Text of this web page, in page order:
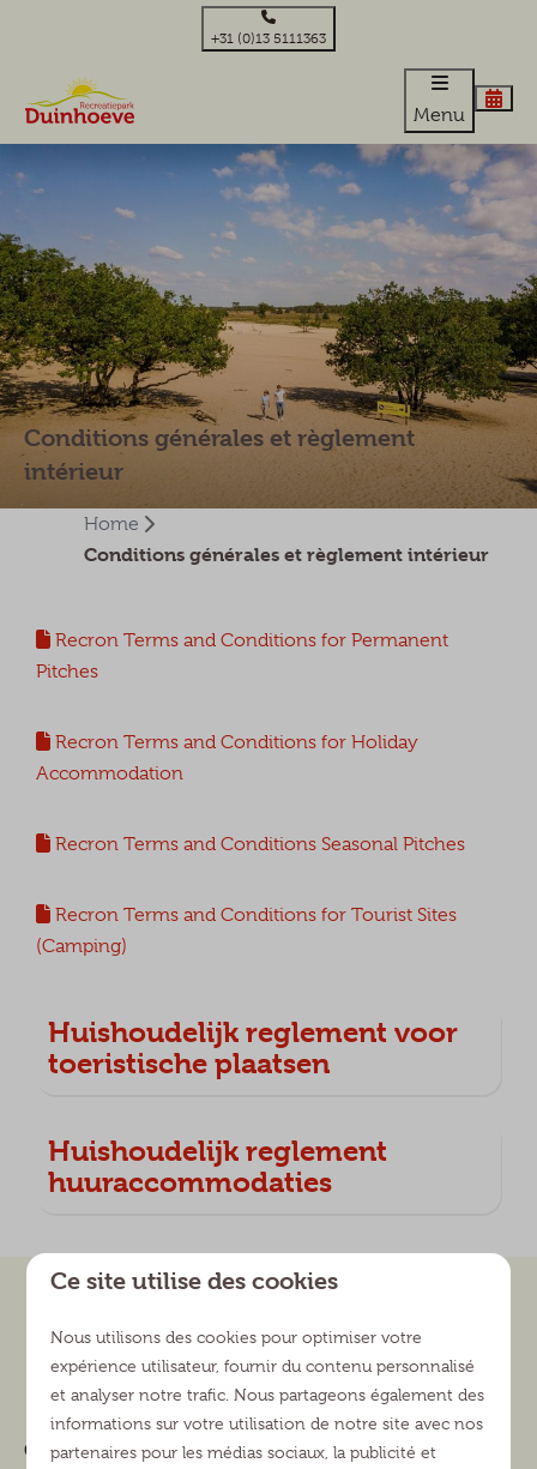
+31 (0)13 5111363
Menu
Conditions générales et règlement
intérieur
Home
Conditions générales et règlement intérieur
Recron Terms and Conditions for Permanent
Pitches
Recron Terms and Conditions for Holiday
Accommodation
Recron Terms and Conditions Seasonal Pitches
Recron Terms and Conditions for Tourist Sites
(Camping)
Huishoudelijk reglement voor
toeristische plaatsen
Huishoudelijk reglement
huuraccommodaties
Contact
Ce site utilise des cookies
Nous utilisons des cookies pour optimiser votre
expérience utilisateur, fournir du contenu personnalisé
et analyser notre trafic. Nous partageons également des
informations sur votre utilisation de notre site avec nos
partenaires pour les médias sociaux, la publicité et